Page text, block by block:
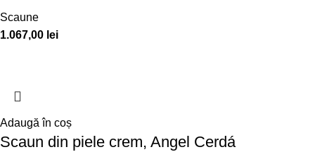
Scaune
1.067,00 lei
Adaugă în coș
Scaun din piele crem, Angel Cerdá